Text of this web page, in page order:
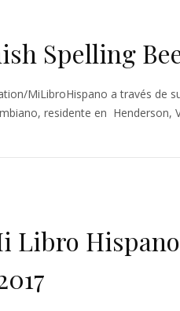
Spelling
MiLibroHispano a través de
residente en Henderson,
Libro